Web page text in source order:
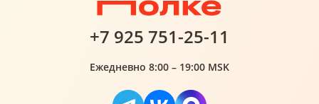
+7 925 751-25-11
Ежедневно 8:00 – 19:00 MSK